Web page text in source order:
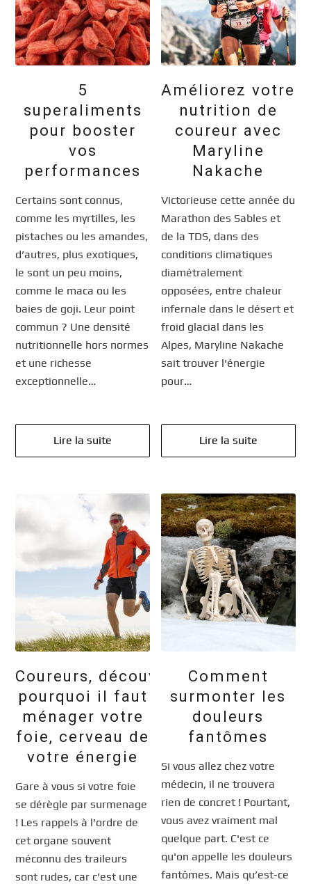
5
superaliments
pour booster
vos
performances
Certains sont connus,
comme les myrtilles, les
pistaches ou les amandes,
d’autres, plus exotiques,
le sont un peu moins,
comme le maca ou les
baies de goji. Leur point
commun ? Une densité
nutritionnelle hors normes
et une richesse
exceptionnelle…
Lire la suite
Améliorez votre
nutrition de
coureur avec
Maryline
Nakache
Victorieuse cette année du
Marathon des Sables et
de la TDS, dans des
conditions climatiques
diamétralement
opposées, entre chaleur
infernale dans le désert et
froid glacial dans les
Alpes, Maryline Nakache
sait trouver l'énergie
pour…
Lire la suite
Coureurs, découvrez
pourquoi il faut
ménager votre
foie, cerveau de
votre énergie
Gare à vous si votre foie
se dérègle par surmenage
! Les rappels à l’ordre de
cet organe souvent
méconnu des traileurs
sont rudes, car c’est une
Comment
surmonter les
douleurs
fantômes
Si vous allez chez votre
médecin, il ne trouvera
rien de concret ! Pourtant,
vous avez vraiment mal
quelque part. C'est ce
qu'on appelle les douleurs
fantômes. Mais qu’est-ce